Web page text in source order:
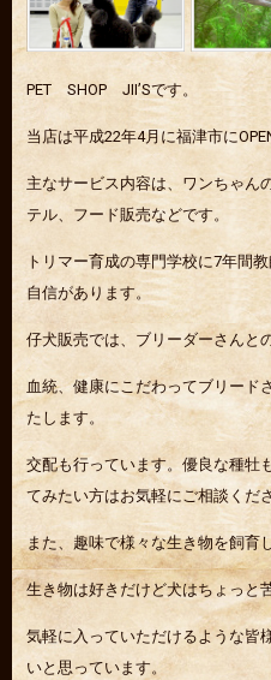
PET SHOP JII’Sです。
当店は平成22年4月に福津市に
主なサービス内容は、ワンちゃん
テル、フード販売などです。
トリマー育成の専門学校に7年間
自信があります。
仔犬販売では、ブリーダーさんと
血統、健康にこだわってブリード
たします。
交配も行っています。優良な種牡
てみたい方はお気軽にご相談くださ
また、趣味で様々な生き物を飼育
生き物は好きだけど犬はちょっと
気軽に入っていただけるような皆
いと思っています。